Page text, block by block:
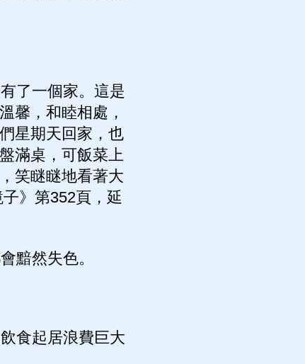
了一個家。這是
馨，和睦相處，
星期天回家，也
滿桌，可飯菜上
笑瞇瞇地看著大
》第352頁，延
黯然失色。
食起居浪費巨大